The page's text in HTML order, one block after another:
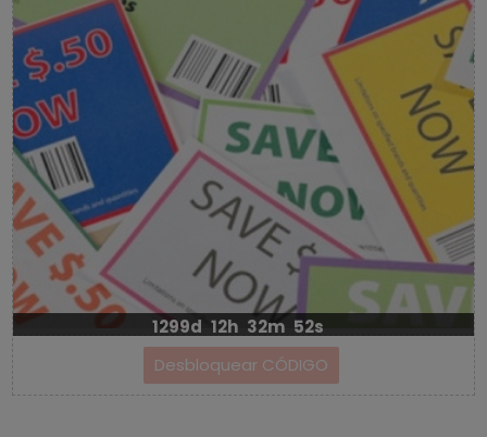
1299d 12h 32m 52s